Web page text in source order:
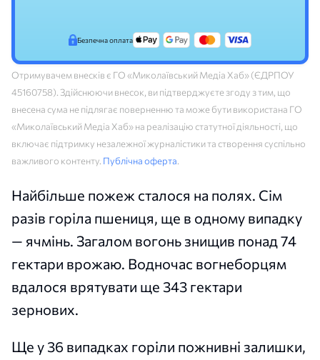
Безпечна оплата
Отримувачем внесків є ГО «Миколаївський Медіа Хаб» (ЄДРПОУ
45160758). Здійснюючи внесок, ви підтверджуєте згоду з тим, що
внесена сума не підлягає поверненню та може бути використана ГО
«Миколаївський Медіа Хаб» на реалізацію статутної діяльності, що
включає підтримку незалежної журналістики та створення суспільно
важливого контенту. Публічна оферта.
Найбільше пожеж сталося на полях. Сім
разів горіла пшениця, ще в одному випадку
— ячмінь. Загалом вогонь знищив понад 74
гектари врожаю. Водночас вогнеборцям
вдалося врятувати ще 343 гектари
зернових.
Ще у 36 випадках горіли пожнивні залишки,